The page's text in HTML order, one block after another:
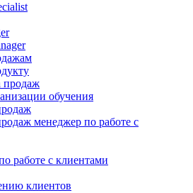
продаж
обучения
менеджер по работе с
работе с клиентами
клиентов